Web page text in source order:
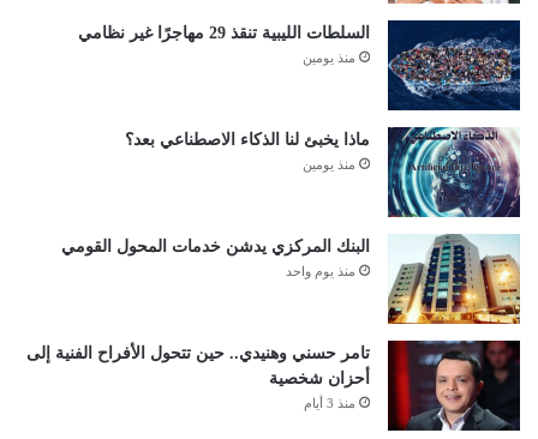
السلطات الليبية تنقذ 29 مهاجرًا غير نظامي
منذ يومين
ماذا يخبئ لنا الذكاء الاصطناعي بعد؟
منذ يومين
البنك المركزي يدشن خدمات المحول القومي
منذ يوم واحد
تامر حسني وهنيدي.. حين تتحول الأفراح الفنية إلى
أحزان شخصية
منذ 3 أيام